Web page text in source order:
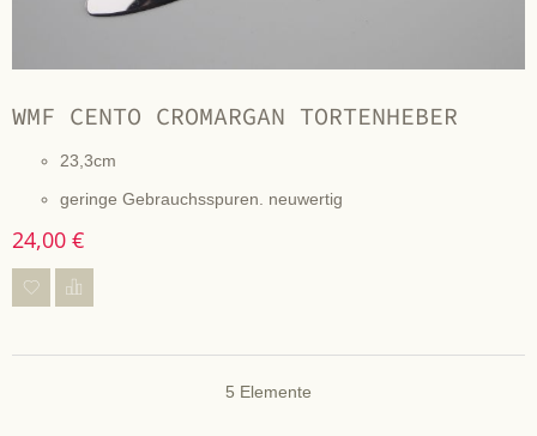
WMF CENTO CROMARGAN TORTENHEBER
23,3cm
geringe Gebrauchsspuren. neuwertig
24,00 €
5 Elemente